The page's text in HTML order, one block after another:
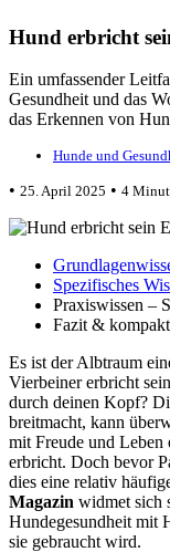
Hund erbricht
Ein umfassender
Gesundheit und das
das Erkennen von
Hunde und
• 25. April 2025 • 4
Spezifisches
Praxiswissen –
Fazit &
Es ist der Albtraum
Vierbeiner erbricht
durch deinen Kopf?
breitmacht, kann
mit Freude und
erbricht. Doch bevor
dies eine relativ
Magazin widmet sich
Hundegesundheit mit
sie gebraucht wird.